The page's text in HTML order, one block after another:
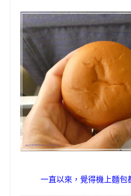
一直以來，覺得機上麵包